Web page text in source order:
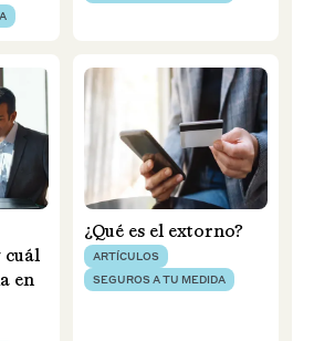
cuál
en
¿Qué es el extorno?
ARTÍCULOS
SEGUROS A TU MEDIDA